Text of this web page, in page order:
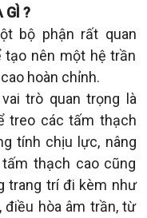
GÌ ?
bộ phận rất quan
nên một hệ trần
hoàn chỉnh.
trò quan trọng là
treo các tấm thạch
tính chịu lực, nâng
thạch cao cũng
trang trí đi kèm như
điều hòa âm trần, từ